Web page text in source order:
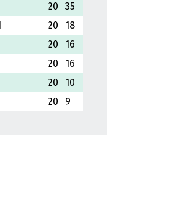
20
35
20
18
20
16
20
16
20
10
20 9